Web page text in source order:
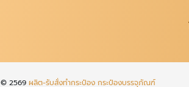
© 2569ผลิต-รับสั่งทำกระป๋อง กระป๋องบรรจุภัณฑ์